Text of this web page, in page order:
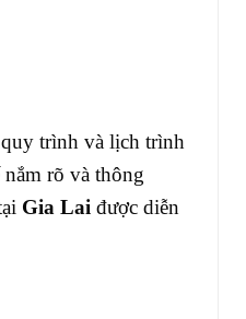
trình và lịch trình
rõ và thông
Gia Lai được diễn